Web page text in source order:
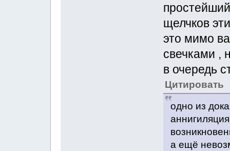
щелчков
это мимо
свечками ,
в очередь
Цитировать
одно из
а ещё